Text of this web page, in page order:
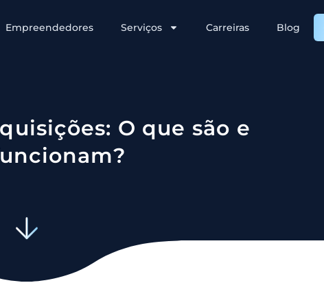
Empreendedores Serviços Carreiras Blog
O que são e